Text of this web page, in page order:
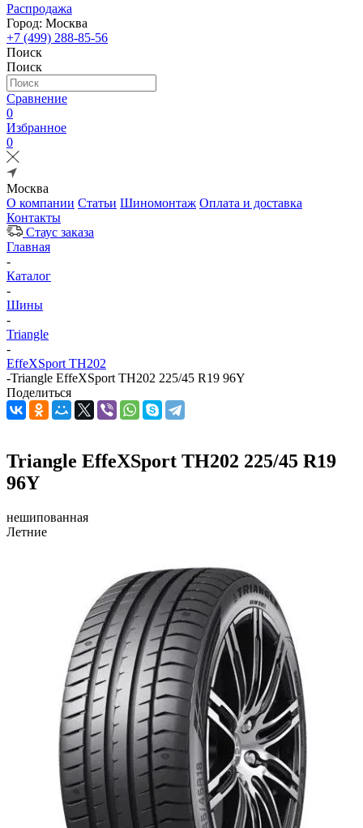
Распродажа
Город: Москва
+7 (499) 288-85-56
Поиск
Поиск
Сравнение
0
Избранное
0
Москва
О компании Статьи Шиномонтаж Оплата и доставка
Контакты
Стаус заказа
Главная
-
Каталог
-
Шины
-
Triangle
-
EffeXSport TH202
-Triangle EffeXSport TH202 225/45 R19 96Y
Поделиться
Triangle EffeXSport TH202 225/45 R19
96Y
нешипованная
Летние